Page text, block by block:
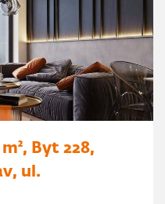
Byt 228,
ul.